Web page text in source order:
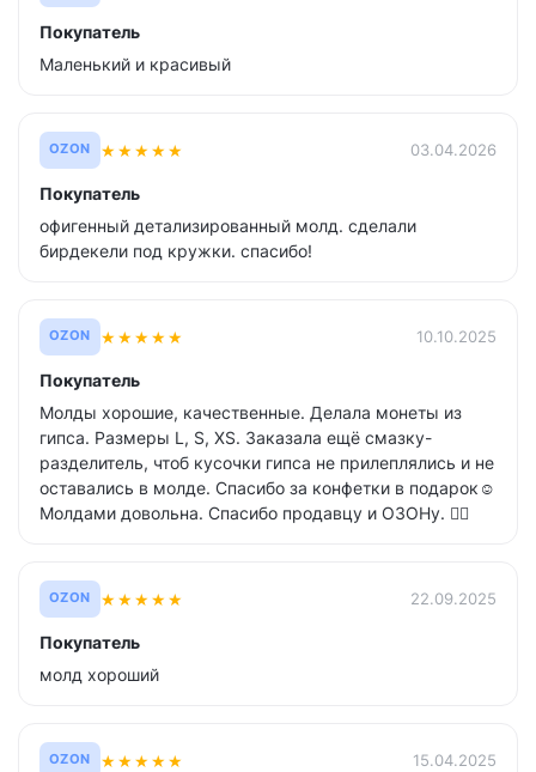
Покупатель
Маленький и красивый
OZON ★★★★★ 03.04.2026
Покупатель
офигенный детализированный молд. сделали
бирдекели под кружки. спасибо!
OZON ★★★★★ 10.10.2025
Покупатель
Молды хорошие, качественные. Делала монеты из
гипса. Размеры L, S, XS. Заказала ещё смазку-
разделитель, чтоб кусочки гипса не прилеплялись и не
оставались в молде. Спасибо за конфетки в подарок☺️
Молдами довольна. Спасибо продавцу и ОЗОНу. 👍🏻
OZON ★★★★★ 22.09.2025
Покупатель
молд хороший
OZON ★★★★★ 15.04.2025